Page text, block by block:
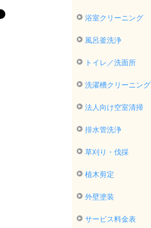
浴室クリーニング
風呂釜洗浄
トイレ／洗面所
洗濯槽クリーニング
法人向け空室清掃
排水管洗浄
草刈り・伐採
植木剪定
外壁塗装
サービス料金表